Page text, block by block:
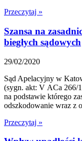
Przeczytaj »
Szansa na
biegłych sądowych
29/02/2020
Sąd Apelacyjny w
(sygn. akt: V ACa 266/
na podstawie którego
odszkodowanie wraz z
Przeczytaj »